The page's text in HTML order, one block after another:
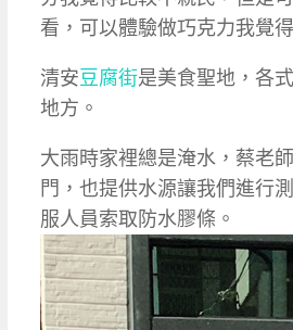
看，可以體驗做巧克力我覺
清安豆腐街是美食聖地，各
地方。
大雨時家裡總是淹水，蔡老
門，也提供水源讓我們進行
服人員索取防水膠條。